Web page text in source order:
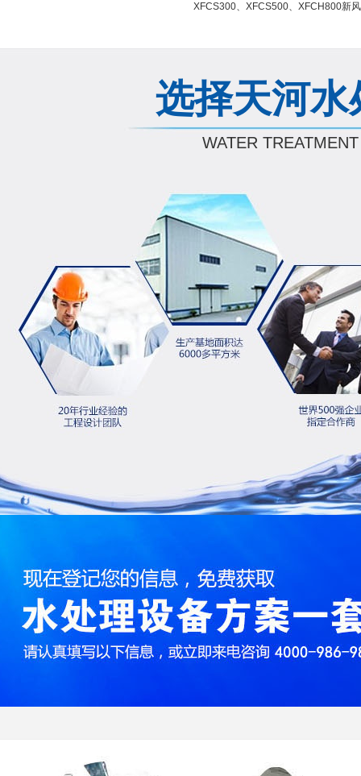
XFCS300、XFCS500、XFCH800新
选择天河
WATER